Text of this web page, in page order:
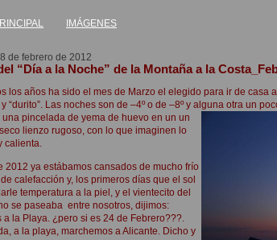
IMÁGENES
de febrero de 2012
“Día a la Noche” de la Montaña a la
los años ha sido el mes de Marzo el elegido para ir de casa
“durito”. Las noches son de –4º o de –8º y alguna otra un
una pincelada de yema de huevo en un un
lienzo rugoso, con lo que imaginen lo
calienta.
2012 ya estábamos cansados de mucho frío
calefacción y, los primeros días que el sol
temperatura a la piel, y el vientecito del
se paseaba entre nosotros, dijimos:
a la Playa. ¿pero si es 24 de Febrero???.
a la playa, marchemos a Alicante. Dicho y